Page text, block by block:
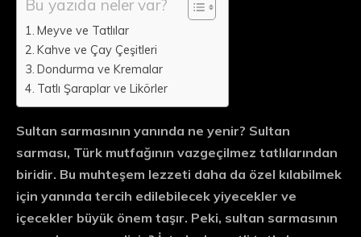
Bu yazıda neler var?
Meyve ve Tatlılar
Kahve ve Çay Çeşitleri
Dondurma ve Kremalar
Tatlı Şaraplar ve Likörler
Sultan sarmasının yanında ne yenir? Sultan
sarması, Türk mutfağının vazgeçilmez tatlılarından
biridir. Bu muhteşem lezzeti daha da özel kılabilmek
için yanında tercih edilebilecek yiyecekler ve
içecekler büyük önem taşır. Peki, sultan sarmasının